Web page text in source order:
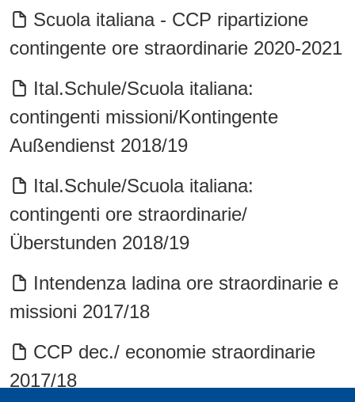
Scuola italiana - CCP ripartizione
contingente ore straordinarie 2020-2021
Ital.Schule/Scuola italiana:
contingenti missioni/Kontingente
Außendienst 2018/19
Ital.Schule/Scuola italiana:
contingenti ore straordinarie/
Überstunden 2018/19
Intendenza ladina ore straordinarie e
missioni 2017/18
CCP dec./ economie straordinarie
2017/18